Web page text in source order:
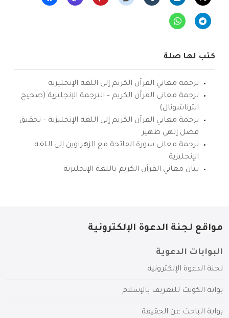
كتب لها صلة
ترجمة معاني القرآن الكريم إلى اللغة الإنجليزية
ترجمة معاني القرآن الكريم – الترجمة الإنجليزية (صحيح
انترناشونال)
ترجمة معاني القرآن الكريم إلى اللغة الإنجليزية – تحقيق
فضل إلهي ظهير
ترجمة معاني سورة الفاتحة مع الزهراوين إلى اللغة
الإنجليزية
بيان معاني القرآن الكريم باللغة الإنجليزية
مواقع لجنة الدعوة الإلكترونية
البوابات الدعوية
لجنة الدعوة الإلكترونية
بوابة الكويت للتعريف بالإسلام
بوابة الباحث عن الحقيقة